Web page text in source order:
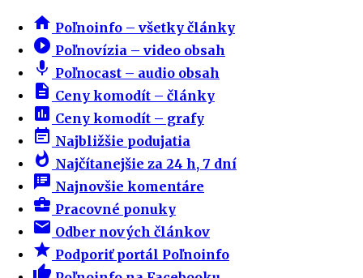
home Poľnoinfo – všetky články
play_circle_filled Poľnovízia – video obsah
mic Poľnocast – audio obsah
description Ceny komodít – články
insert_chart Ceny komodít – grafy
event_note Najbližšie podujatia
whatshot Najčítanejšie za 24 h, 7 dní
speaker_notes Najnovšie komentáre
business_center Pracovné ponuky
email Odber nových článkov
star Podporiť portál Poľnoinfo
thumb_up